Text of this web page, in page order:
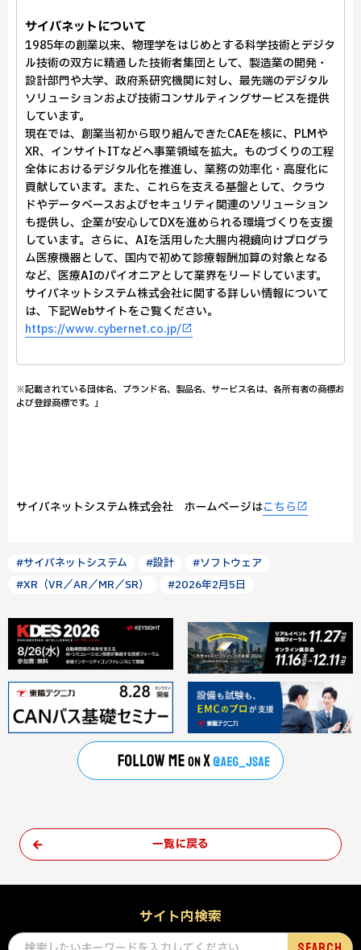
サイバネットについて
1985年の創業以来、物理学をはじめとする科学技術とデジタ
ル技術の双方に精通した技術者集団として、製造業の開発・
設計部門や大学、政府系研究機関に対し、最先端のデジタル
ソリューションおよび技術コンサルティングサービスを提供
しています。
現在では、創業当初から取り組んできたCAEを核に、PLMや
XR、インサイトITなどへ事業領域を拡大。ものづくりの工程
全体におけるデジタル化を推進し、業務の効率化・高度化に
貢献しています。また、これらを支える基盤として、クラウ
ドやデータベースおよびセキュリティ関連のソリューション
も提供し、企業が安心してDXを進められる環境づくりを支援
しています。さらに、AIを活用した大腸内視鏡向けプログラ
ム医療機器として、国内で初めて診療報酬加算の対象となる
など、医療AIのパイオニアとして業界をリードしています。
サイバネットシステム株式会社に関する詳しい情報について
は、下記Webサイトをご覧ください。
https://www.cybernet.co.jp/
※記載されている団体名、ブランド名、製品名、サービス名は、各所有者の商標お
よび登録商標です。」
サイバネットシステム株式会社 ホームページはこちら
#サイバネットシステム #設計
#ソフトウェア
#XR（VR／AR／MR／SR）
#2026年2月5日
一覧に戻る
サイト内検索